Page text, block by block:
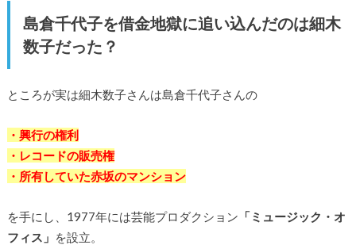
島倉千代子を借金地獄に追い込んだのは細木
数子だった？
ところが実は細木数子さんは島倉千代子さんの
・興行の権利
・レコードの販売権
・所有していた赤坂のマンション
を手にし、1977年には芸能プロダクション 「ミュージック・オ
フィス」 を設立。